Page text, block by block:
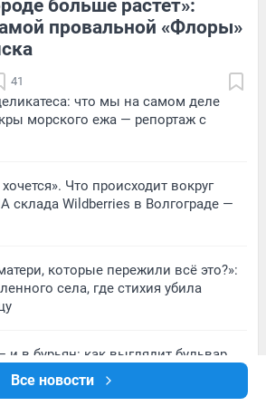
Все новости
3 Обсудить
больше растет»:
провальной «Флоры»
41
что мы на самом деле
морского ежа — репортаж с
Что происходит вокруг
склада Wildberries в Волгограде —
которые пережили всё это?»:
села, где стихия убила
и в бурьян: как выглядит бульвар
год после сдачи